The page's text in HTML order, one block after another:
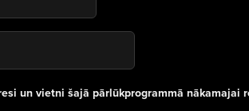
un vietni šajā pārlūkprogrammā nākamajai